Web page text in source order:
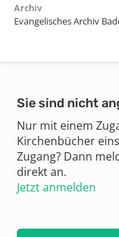
Archiv
Evangelisches Archiv
Sie sind nicht
Nur mit einem
Kirchenbücher
Zugang? Dann
direkt an.
Jetzt anmelden